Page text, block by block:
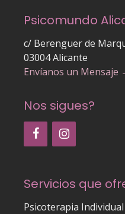
Psicomundo
c/ Berenguer de
03004 Alicante
Envíanos un Mensaje
Nos sigues?
Servicios que
Psicoterapia